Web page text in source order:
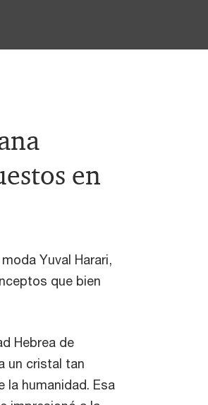
en
Yuval Harari,
que bien
Hebrea de
un cristal tan
humanidad. Esa